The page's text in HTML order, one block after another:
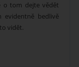
o tom dejte vědět
evidentně bedlivě
vidět.